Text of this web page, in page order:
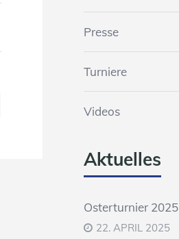
Presse
Turniere
Videos
Aktuelles
Osterturnier 2025
22. APRIL 2025